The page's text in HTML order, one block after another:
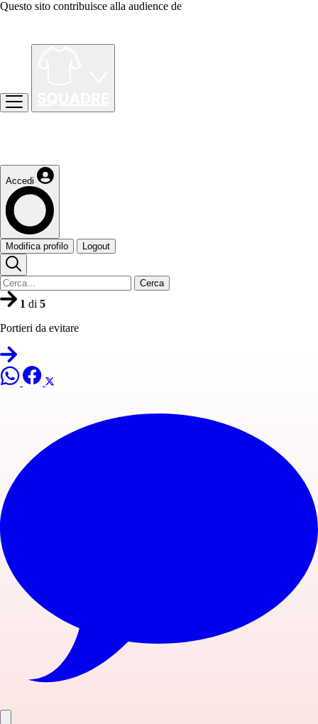
Questo sito contribuisce alla audience de
Accedi
Modifica profilo Logout
Cerca
1 di 5
Portieri da evitare